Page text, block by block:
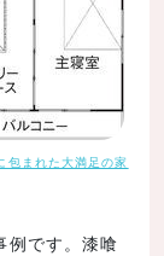
包まれた大満足の家
例です。漆喰